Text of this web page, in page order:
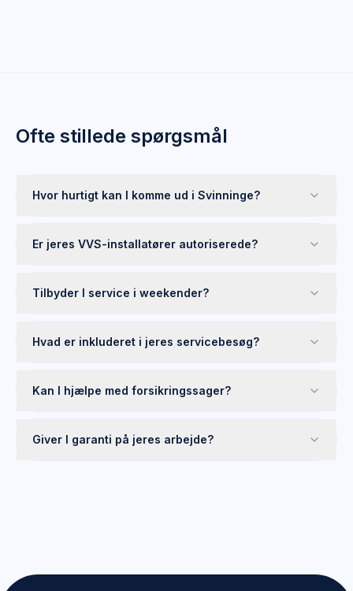
Ofte stillede spørgsmål
Hvor hurtigt kan I komme ud i Svinninge?
Er jeres VVS-installatører autoriserede?
Tilbyder I service i weekender?
Hvad er inkluderet i jeres servicebesøg?
Kan I hjælpe med forsikringssager?
Giver I garanti på jeres arbejde?